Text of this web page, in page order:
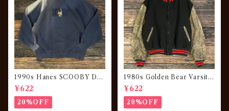
1990s Hanes SCOOBY DO
O Sweatshirt “sun fade”
¥622
20%OFF
1980s Golden Bear Varsity
JKT “made in USA”
¥622
20%OFF